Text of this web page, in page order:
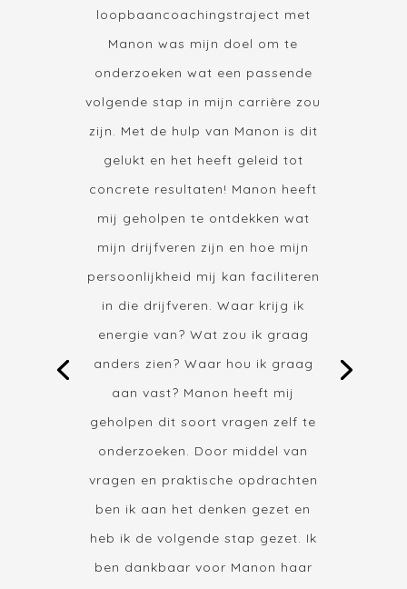
loopbaancoachingstraject met
Manon was mijn doel om te
onderzoeken wat een passende
volgende stap in mijn carrière zou
zijn. Met de hulp van Manon is dit
gelukt en het heeft geleid tot
concrete resultaten! Manon heeft
mij geholpen te ontdekken wat
mijn drijfveren zijn en hoe mijn
persoonlijkheid mij kan faciliteren
in die drijfveren. Waar krijg ik
energie van? Wat zou ik graag
anders zien? Waar hou ik graag
aan vast? Manon heeft mij
geholpen dit soort vragen zelf te
onderzoeken. Door middel van
vragen en praktische opdrachten
ben ik aan het denken gezet en
heb ik de volgende stap gezet. Ik
ben dankbaar voor Manon haar